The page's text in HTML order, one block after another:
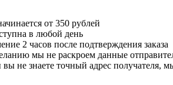
от 350 рублей
в любой день
2 часов после подтверждения заказа
мы не раскроем данные
не знаете точный адрес получателя,